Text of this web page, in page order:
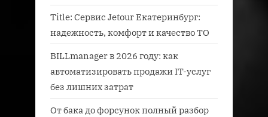
Title: Сервис Jetour Екатеринбург:
надежность, комфорт и качество ТО
BILLmanager в 2026 году: как
автоматизировать продажи IT-услуг
без лишних затрат
От бака до форсунок полный разбор